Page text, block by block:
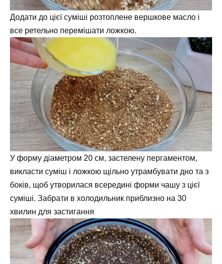
Додати до цієї суміші розтоплене вершкове масло і
все ретельно перемішати ложкою.
У форму діаметром 20 см, застелену пергаментом,
викласти суміш і ложкою щільно утрамбувати дно та з
боків, щоб утворилася всередині форми чашу з цієї
суміші. Забрати в холодильник приблизно на 30
хвилин для застигання